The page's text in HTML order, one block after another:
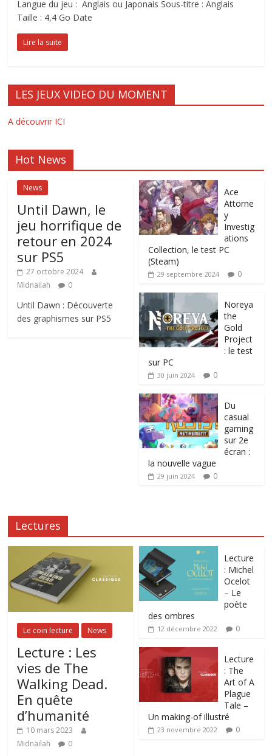
Langue du jeu : Anglais ou Japonais Sous-titre : Anglais
Taille : 4,4 Go Date
Lire la suite
LES JEUX VIDEO DU MOMENT
A découvrir ICI
Hot News
News
Until Dawn, le
jeu horrifique de
retour en 2024
sur PS5
27 octobre 2024
Midnailah
0
Until Dawn : Découverte
des graphismes sur PS5
Ace
Attorne
y
Investig
ations
Collection, le test PC
(Steam)
29 septembre 2024 0
Noreya
the
Gold
Project
: le test
sur PC
30 juin 2024 0
Du
casual
gaming
sur 2e
écran :
la nouvelle vague
29 juin 2024 0
Lectures
Le coin lecture News
Lecture : Les
vies de The
Walking Dead.
En quête
d’humanité
10 mars 2023
Midnailah
0
Lecture
: Michel
Ocelot
– Le
poète
des ombres
12 décembre 2022 0
Lecture
: The
Art of A
Plague
Tale –
Un making-of illustré
23 novembre 2022 0